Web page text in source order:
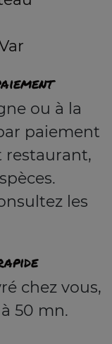
ou à la
paiement
restaurant,
les
chez vous,
50 mn.